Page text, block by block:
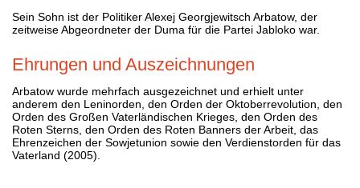
Sein Sohn ist der Politiker Alexej Georgjewitsch Arbatow, der
zeitweise Abgeordneter der Duma für die Partei Jabloko war.
Ehrungen und Auszeichnungen
Arbatow wurde mehrfach ausgezeichnet und erhielt unter
anderem den Leninorden, den Orden der Oktoberrevolution, den
Orden des Großen Vaterländischen Krieges, den Orden des
Roten Sterns, den Orden des Roten Banners der Arbeit, das
Ehrenzeichen der Sowjetunion sowie den Verdienstorden für das
Vaterland (2005).